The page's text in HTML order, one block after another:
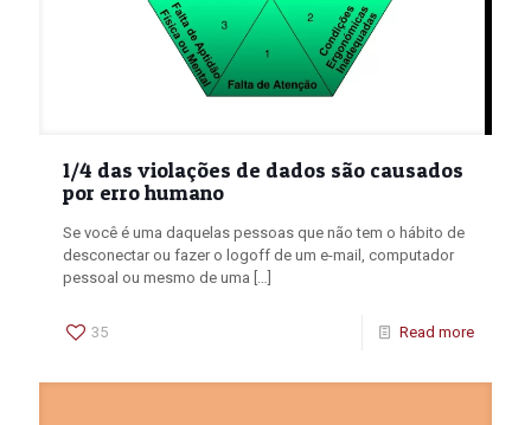
1/4 das violações de dados são causados
por erro humano
Se você é uma daquelas pessoas que não tem o hábito de
desconectar ou fazer o logoff de um e-mail, computador
pessoal ou mesmo de uma […]
35 Read more